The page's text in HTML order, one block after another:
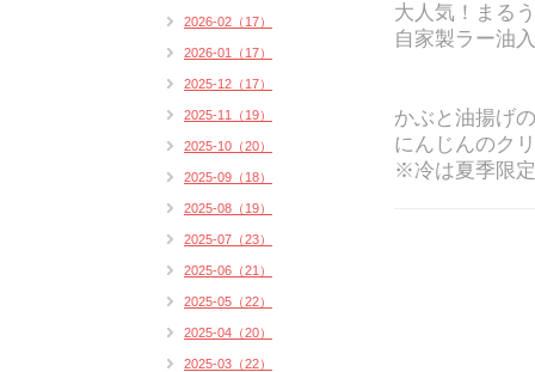
大人気！まる
自家製ラー油
かぶと油揚げ
にんじんのク
※冷は夏季限定
2026-02（17）
2026-01（17）
2025-12（17）
2025-11（19）
2025-10（20）
2025-09（18）
2025-08（19）
2025-07（23）
2025-06（21）
2025-05（22）
2025-04（20）
2025-03（22）